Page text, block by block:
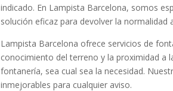
indicado. En Lampista Barcelona, somos
solución eficaz para devolver la normalidad
Lampista Barcelona ofrece servicios de
conocimiento del terreno y la proximidad a
fontanería, sea cual sea la necesidad.
inmejorables para cualquier aviso.